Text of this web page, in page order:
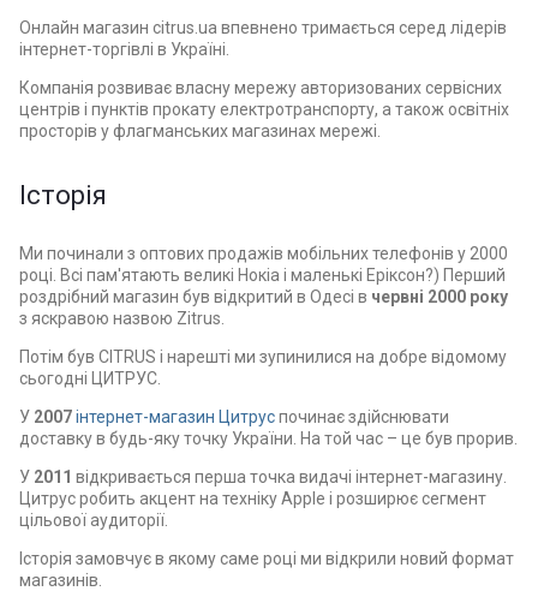
Онлайн магазин citrus.ua впевнено тримається серед лідерів
інтернет-торгівлі в Україні.
Компанія розвиває власну мережу авторизованих сервісних
центрів і пунктів прокату електротранспорту, а також освітніх
просторів у флагманських магазинах мережі.
Історія
Ми починали з оптових продажів мобільних телефонів у 2000
році. Всі пам'ятають великі Нокіа і маленькі Еріксон?) Перший
роздрібний магазин був відкритий в Одесі в червні 2000 року
з яскравою назвою Zitrus.
Потім був CITRUS і нарешті ми зупинилися на добре відомому
сьогодні ЦИТРУС.
У 2007інтернет-магазин Цитруспочинає здійснювати
доставку в будь-яку точку України. На той час – це був прорив.
У 2011 відкривається перша точка видачі інтернет-магазину.
Цитрус робить акцент на техніку Apple і розширює сегмент
цільової аудиторії.
Історія замовчує в якому саме році ми відкрили новий формат
магазинів.